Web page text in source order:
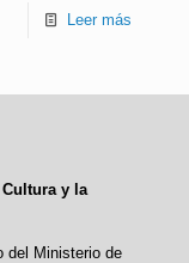
Leer más
y la
del Ministerio de